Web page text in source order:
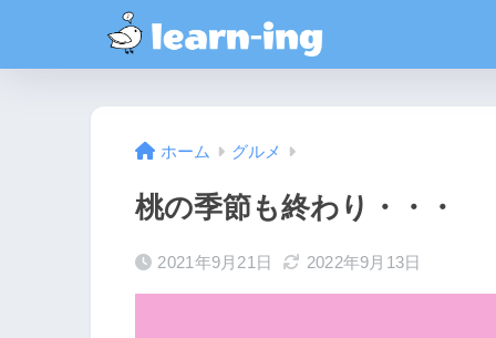
ホーム グルメ
桃の季節も終わり・・・
2021年9月21日 2022年9月13日